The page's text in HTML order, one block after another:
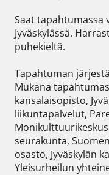
Saat tapahtumassa
Jyväskylässä.
puhekieltä.
Tapahtuman
Mukana
kansalaisopisto,
liikuntapalvelut,
Monikulttuurikeskus
seurakunta,
osasto, Jyväskylän
Yleisurheilun